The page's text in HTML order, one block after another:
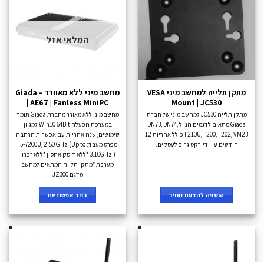
מתקן תלייה למחשב מיני VESA
Mount | JC530
מתקן תלייה JC530 למחשב מיני של חברת
Giada מתאים לדגמים הנ"ל DN73, DN74,
F210U, F200, F202, VM23 כולל אחריות 12
חודשים ע"י דיירקט גרופ לעסקים.
הוספה להצעת מחיר
המלאי אזל
מחשב מיני ללא מאוורר – Giada
| AE67 | Fanless MiniPC
מחשב מיני ללא מאורר מחברת Giada תומך
במערכת הפעלה Win10 64Bit למגוון
שימושים, שנה אחריות עם אפשרות הרחבה
מפרט מעבד: I5-7200U, 2.50 GHz (Up to
3.10GHz ) *ללא דיסק אחסון *ללא זכרון
מערכת *מתקן תלייה המתאים למחשב
מדגם JZ300
בחר אפשרויות